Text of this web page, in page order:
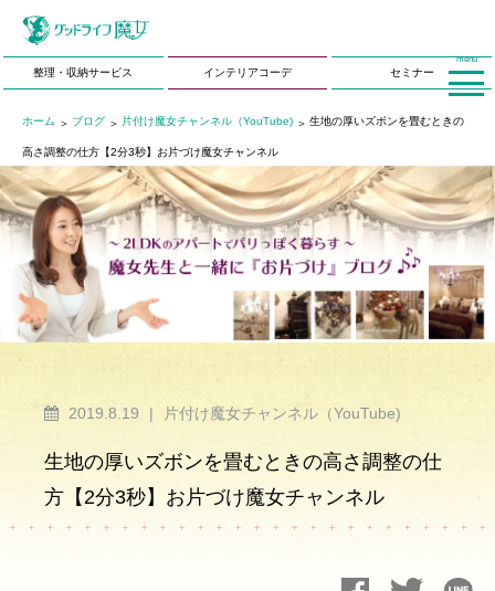
整理・収納サービス インテリアコーデ セミナー
ホーム ブログ 片付け魔女チャンネル（YouTube) 生地の厚いズボンを畳むときの
高さ調整の仕方【2分3秒】お片づけ魔女チャンネル
2019.8.19 | 片付け魔女チャンネル（YouTube)
生地の厚いズボンを畳むときの高さ調整の仕
方【2分3秒】お片づけ魔女チャンネル
menu